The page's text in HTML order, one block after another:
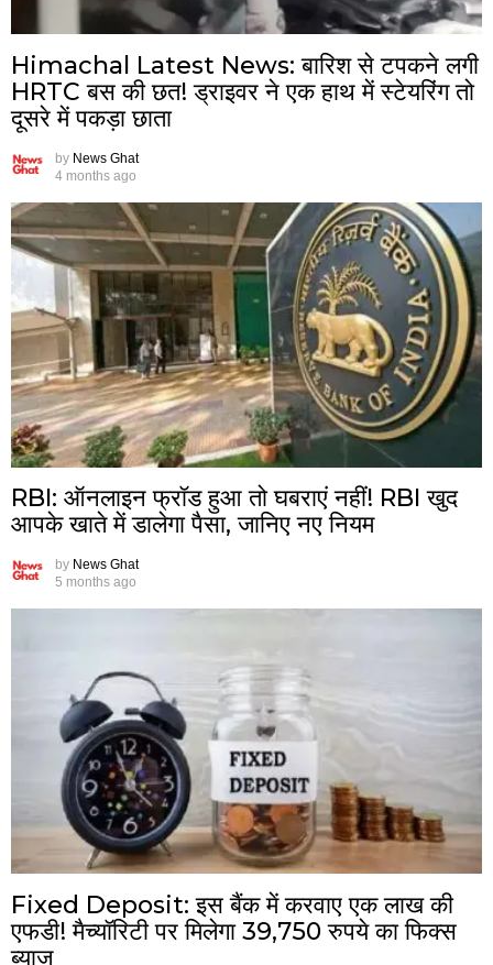
Himachal Latest News: बारिश से टपकने लगी
HRTC बस की छत! ड्राइवर ने एक हाथ में स्टेयरिंग तो
दूसरे में पकड़ा छाता
by News Ghat
4 months ago
RBI: ऑनलाइन फ्रॉड हुआ तो घबराएं नहीं! RBI खुद
आपके खाते में डालेगा पैसा, जानिए नए नियम
by News Ghat
5 months ago
Fixed Deposit: इस बैंक में करवाए एक लाख की
एफडी! मैच्यॉरिटी पर मिलेगा 39,750 रुपये का फिक्स
ब्याज